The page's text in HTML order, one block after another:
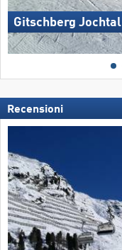
Gitschberg Jochtal
Recensioni